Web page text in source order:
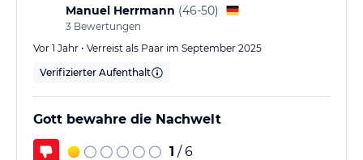
Ausflugszielen, ebenso…
Manuel Herrmann (46-50)
3 Bewertungen
Vor 1 Jahr • Verreist als Paar im September 2025
Verifizierter Aufenthalt
Gott bewahre die Nachwelt
1 / 6